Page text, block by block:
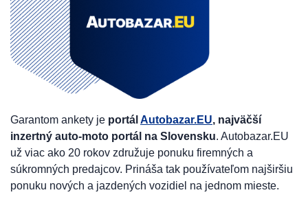
Garantom ankety je portál Autobazar.EU, najväčší
inzertný auto-moto portál na Slovensku. Autobazar.EU
už viac ako 20 rokov združuje ponuku firemných a
súkromných predajcov. Prináša tak používateľom najširšiu
ponuku nových a jazdených vozidiel na jednom mieste.